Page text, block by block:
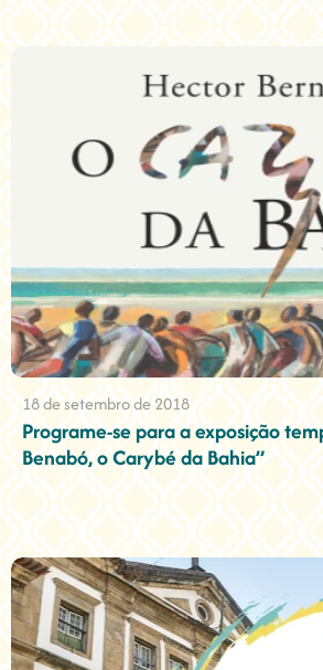
18 de setembro de 2018
Programe-se para a exposição
Benabó, o Carybé da Bahia”